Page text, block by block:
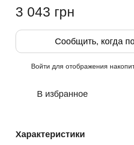
3 043 грн
Сообщить, когда
Войти для отображения
В избранное
Характеристики